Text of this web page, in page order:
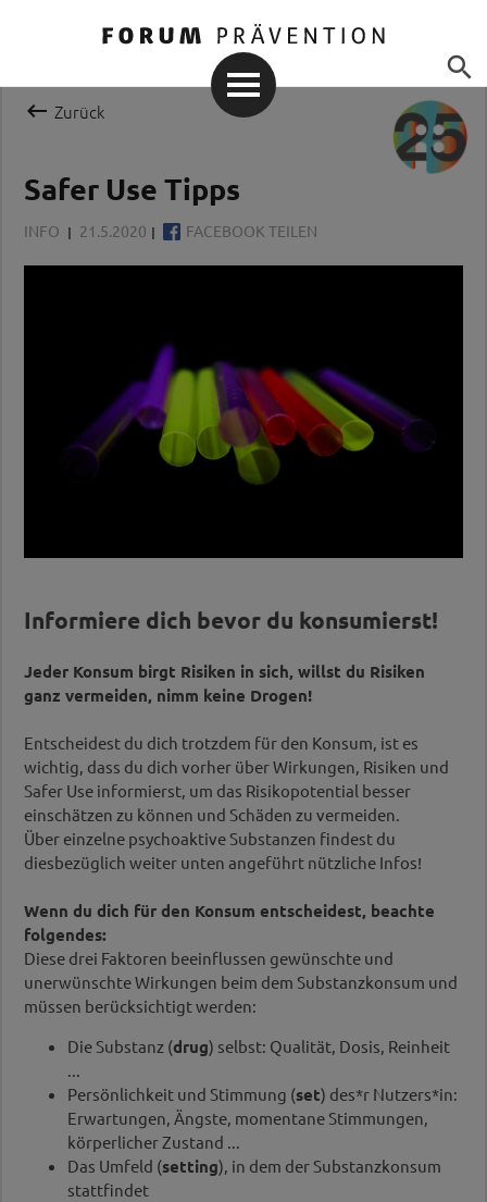

 Zurück
Safer Use Tipps
INFO 21.5.2020 FACEBOOK TEILEN
Informiere dich bevor du konsumierst!
Jeder Konsum birgt Risiken in sich, willst du Risiken
ganz vermeiden, nimm keine Drogen!
Entscheidest du dich trotzdem für den Konsum, ist es
wichtig, dass du dich vorher über Wirkungen, Risiken und
Safer Use informierst, um das Risikopotential besser
einschätzen zu können und Schäden zu vermeiden.
Über einzelne psychoaktive Substanzen findest du
diesbezüglich weiter unten angeführt nützliche Infos!
Wenn du dich für den Konsum entscheidest, beachte
folgendes:
Diese drei Faktoren beeinflussen gewünschte und
unerwünschte Wirkungen beim dem Substanzkonsum und
müssen berücksichtigt werden:
Die Substanz (drug) selbst: Qualität, Dosis, Reinheit
...
Persönlichkeit und Stimmung (set) des*r Nutzers*in:
Erwartungen, Ängste, momentane Stimmungen,
körperlicher Zustand ...
Das Umfeld (setting), in dem der Substanzkonsum
stattfindet